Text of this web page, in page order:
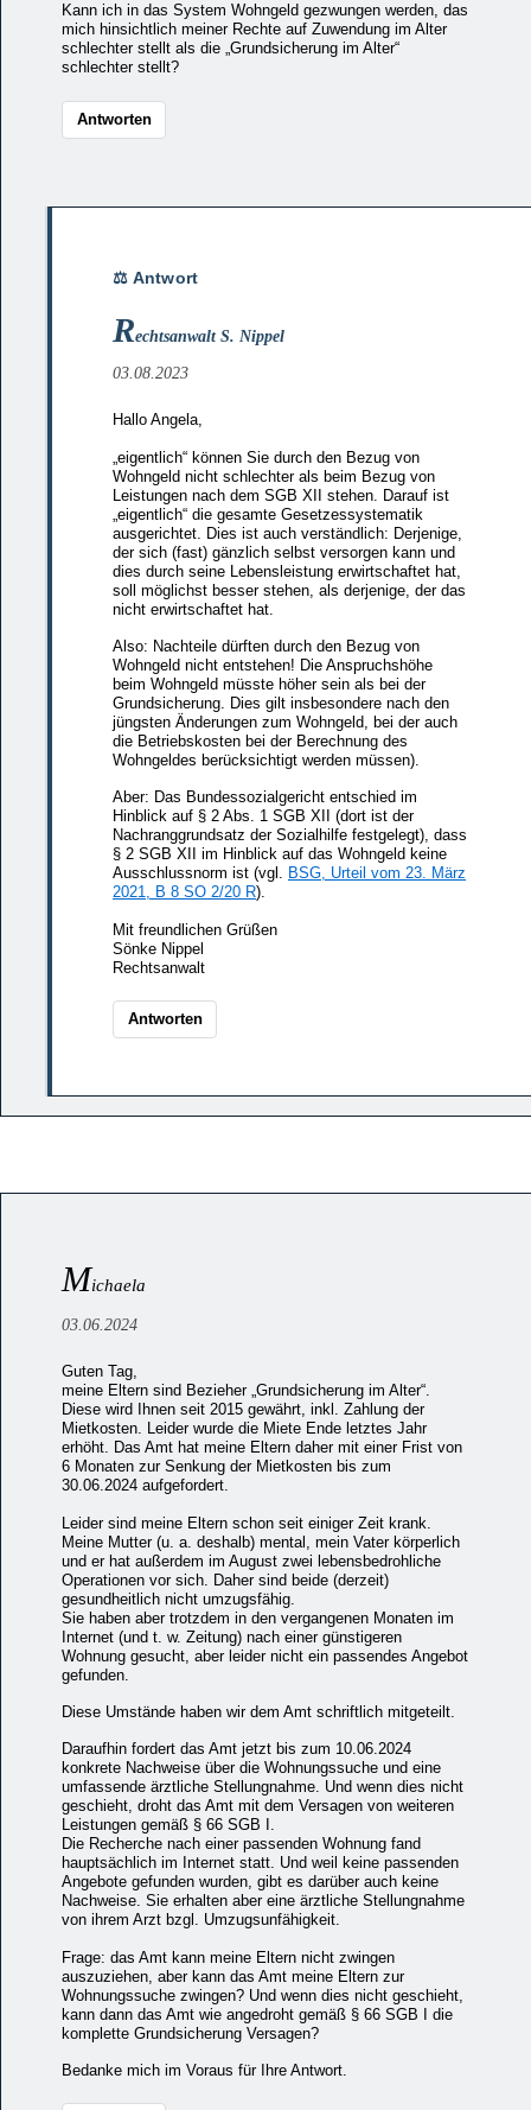
Kann ich in das System Wohngeld gezwungen werden, das
mich hinsichtlich meiner Rechte auf Zuwendung im Alter
schlechter stellt als die „Grundsicherung im Alter“
schlechter stellt?
Antworten
Rechtsanwalt S. Nippel
03.08.2023
Hallo Angela,
„eigentlich“ können Sie durch den Bezug von
Wohngeld nicht schlechter als beim Bezug von
Leistungen nach dem SGB XII stehen. Darauf ist
„eigentlich“ die gesamte Gesetzessystematik
ausgerichtet. Dies ist auch verständlich: Derjenige,
der sich (fast) gänzlich selbst versorgen kann und
dies durch seine Lebensleistung erwirtschaftet hat,
soll möglichst besser stehen, als derjenige, der das
nicht erwirtschaftet hat.
Also: Nachteile dürften durch den Bezug von
Wohngeld nicht entstehen! Die Anspruchshöhe
beim Wohngeld müsste höher sein als bei der
Grundsicherung. Dies gilt insbesondere nach den
jüngsten Änderungen zum Wohngeld, bei der auch
die Betriebskosten bei der Berechnung des
Wohngeldes berücksichtigt werden müssen).
Aber: Das Bundessozialgericht entschied im
Hinblick auf § 2 Abs. 1 SGB XII (dort ist der
Nachranggrundsatz der Sozialhilfe festgelegt), dass
§ 2 SGB XII im Hinblick auf das Wohngeld keine
Ausschlussnorm ist (vgl. BSG, Urteil vom 23. März
2021, B 8 SO 2/20 R).
Mit freundlichen Grüßen
Sönke Nippel
Rechtsanwalt
Antworten
Michaela
03.06.2024
Guten Tag,
meine Eltern sind Bezieher „Grundsicherung im Alter“.
Diese wird Ihnen seit 2015 gewährt, inkl. Zahlung der
Mietkosten. Leider wurde die Miete Ende letztes Jahr
erhöht. Das Amt hat meine Eltern daher mit einer Frist von
6 Monaten zur Senkung der Mietkosten bis zum
30.06.2024 aufgefordert.
Leider sind meine Eltern schon seit einiger Zeit krank.
Meine Mutter (u. a. deshalb) mental, mein Vater körperlich
und er hat außerdem im August zwei lebensbedrohliche
Operationen vor sich. Daher sind beide (derzeit)
gesundheitlich nicht umzugsfähig.
Sie haben aber trotzdem in den vergangenen Monaten im
Internet (und t. w. Zeitung) nach einer günstigeren
Wohnung gesucht, aber leider nicht ein passendes Angebot
gefunden.
Diese Umstände haben wir dem Amt schriftlich mitgeteilt.
Daraufhin fordert das Amt jetzt bis zum 10.06.2024
konkrete Nachweise über die Wohnungssuche und eine
umfassende ärztliche Stellungnahme. Und wenn dies nicht
geschieht, droht das Amt mit dem Versagen von weiteren
Leistungen gemäß § 66 SGB I.
Die Recherche nach einer passenden Wohnung fand
hauptsächlich im Internet statt. Und weil keine passenden
Angebote gefunden wurden, gibt es darüber auch keine
Nachweise. Sie erhalten aber eine ärztliche Stellungnahme
von ihrem Arzt bzgl. Umzugsunfähigkeit.
Frage: das Amt kann meine Eltern nicht zwingen
auszuziehen, aber kann das Amt meine Eltern zur
Wohnungssuche zwingen? Und wenn dies nicht geschieht,
kann dann das Amt wie angedroht gemäß § 66 SGB I die
komplette Grundsicherung Versagen?
Bedanke mich im Voraus für Ihre Antwort.